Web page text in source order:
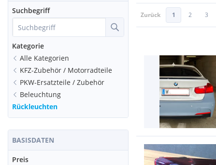
Suchbegriff
Kategorie
Alle Kategorien
KFZ-Zubehör / Motorradteile
PKW-Ersatzteile / Zubehör
Beleuchtung
Rückleuchten
BASISDATEN
Preis
Zurück 1 2 3